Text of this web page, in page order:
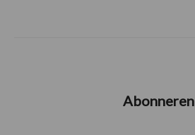
Abonneren